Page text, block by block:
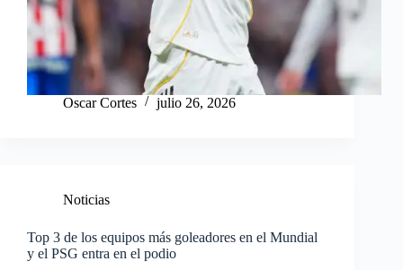
Oscar Cortes julio 26, 2026
Noticias
Top 3 de los equipos más goleadores en el Mundial
y el PSG entra en el podio